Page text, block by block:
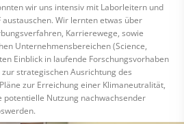
wir uns intensiv mit Laborleitern und
Wir lernten etwas über
Karrierewege, sowie
Unternehmensbereichen (Science,
Einblick in laufende Forschungsvorhaben
strategischen Ausrichtung des
zur Erreichung einer Klimaneutralität,
Nutzung nachwachsender